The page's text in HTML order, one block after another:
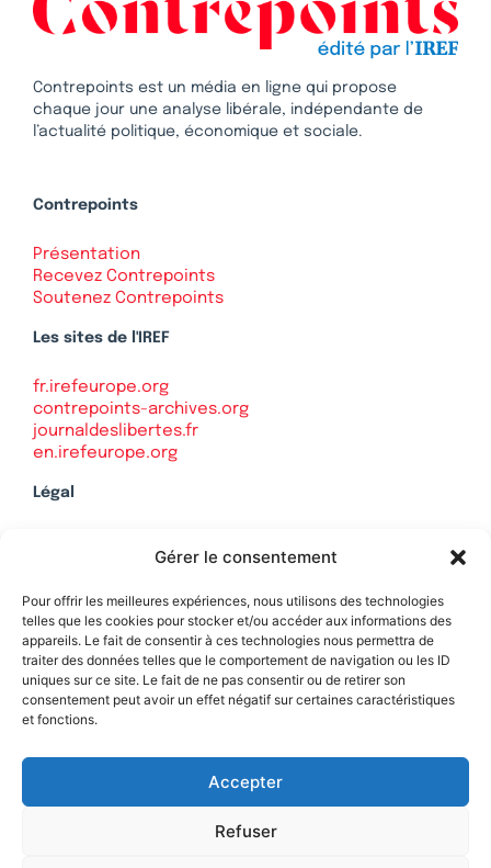
Gérer le consentement
Pour offrir les meilleures expériences, nous utilisons des technologies
telles que les cookies pour stocker et/ou accéder aux informations des
appareils. Le fait de consentir à ces technologies nous permettra de
traiter des données telles que le comportement de navigation ou les ID
uniques sur ce site. Le fait de ne pas consentir ou de retirer son
consentement peut avoir un effet négatif sur certaines caractéristiques
et fonctions.
Accepter
Refuser
Contrepoints est un média en ligne qui propose
chaque jour une analyse libérale, indépendante de
l’actualité politique, économique et sociale.
Contrepoints
Présentation
Recevez Contrepoints
Soutenez Contrepoints
Les sites de l'IREF
fr.irefeurope.org
contrepoints-archives.org
journaldeslibertes.fr
en.irefeurope.org
Légal
Politique de confidentialité
Contact
Soutenez Contrepoints